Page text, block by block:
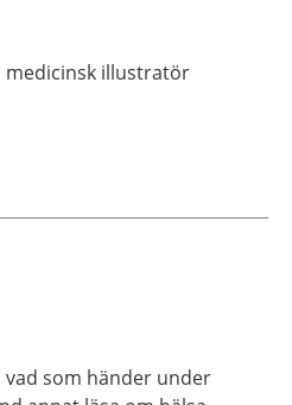
medicinsk illustratör
som händer under